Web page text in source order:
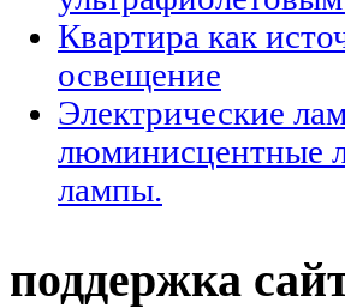
Квартира как
освещение
Электрические
люминисцентные
лампы.
поддержка